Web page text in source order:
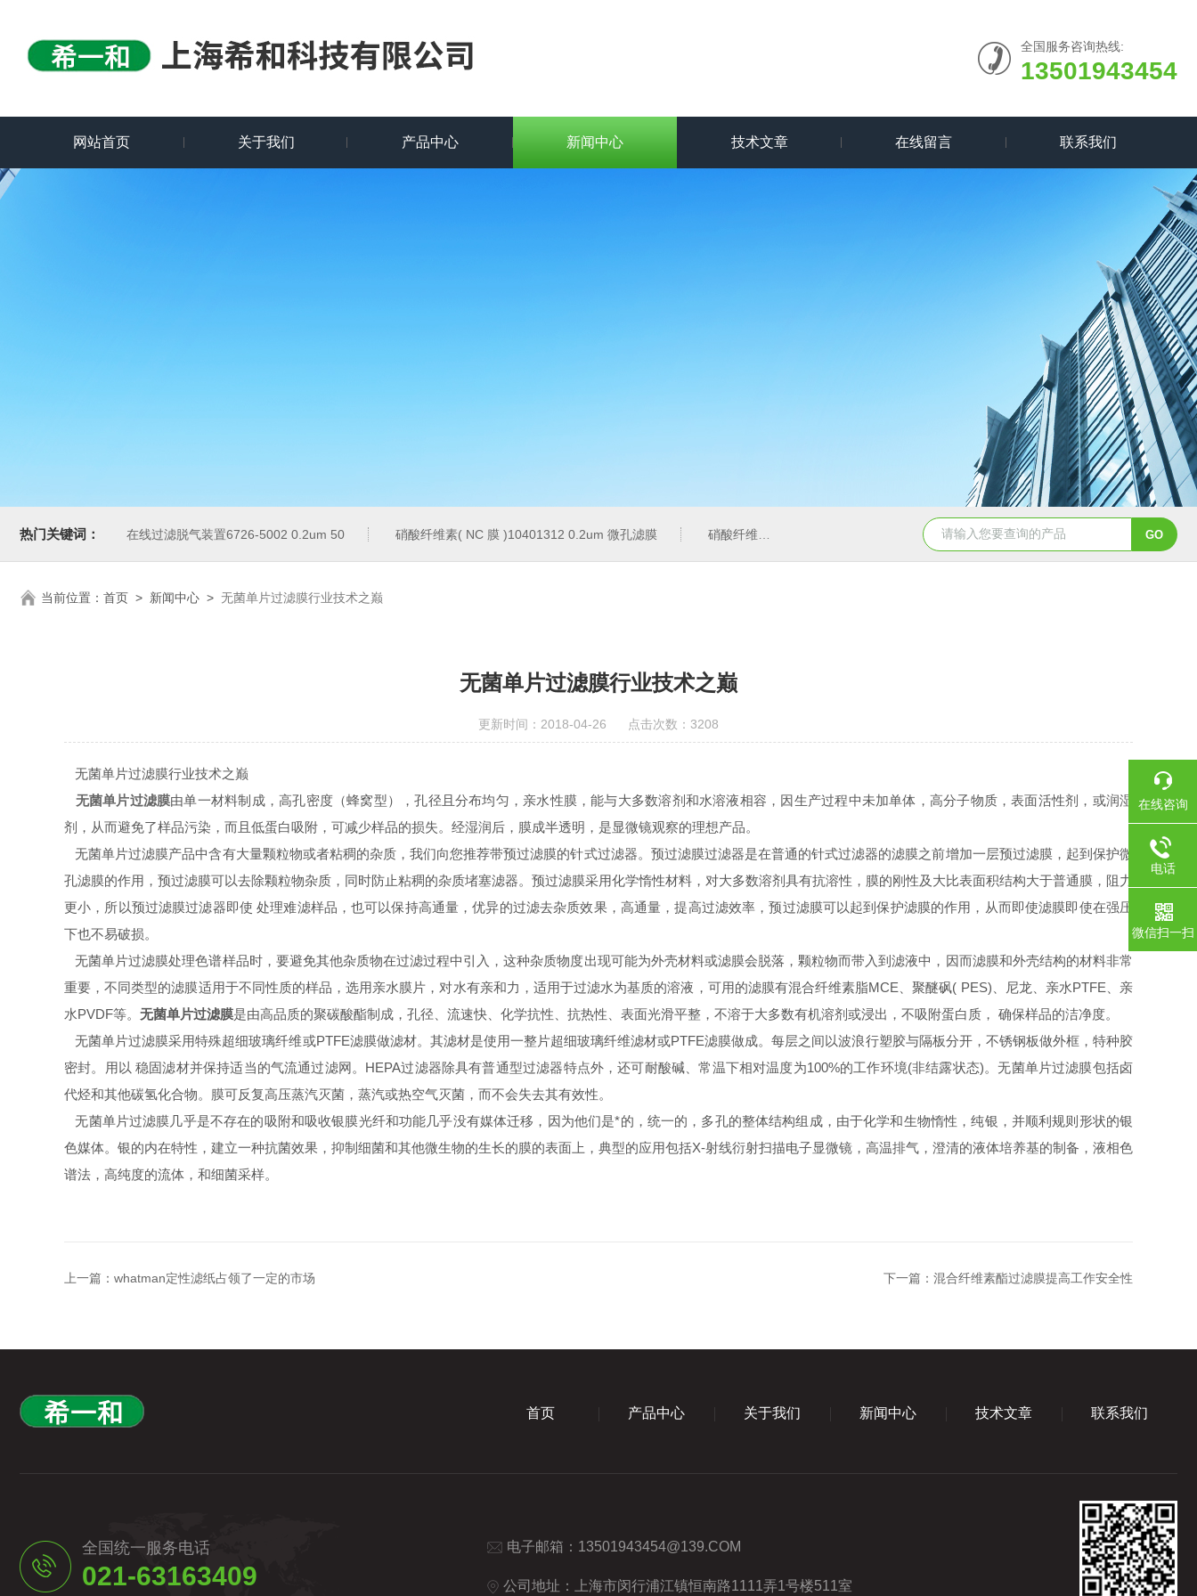
全国服务咨询热线:
13501943454
网站首页 关于我们 产品中心 新闻中心 技术文章 在线留言 联系我们
热门关键词： 在线过滤脱气装置6726-5002 0.2um 50 硝酸纤维素( NC 膜 )10401312 0.2um 微孔滤膜 硝酸纤维素( NC 膜 )7182-004 0.2um 微孔滤膜 硝酸纤维素( NC 膜 )10402012
当前位置： 首页 > 新闻中心 > 无菌单片过滤膜行业技术之巅
无菌单片过滤膜行业技术之巅
更新时间：2018-04-26 点击次数：3208
无菌单片过滤膜行业技术之巅
无菌单片过滤膜由单一材料制成，高孔密度（蜂窝型），孔径且分布均匀，亲水性膜，能与大多数溶剂和水溶液相容，因生产过程中未加单体，高分子物质，表面活性剂，或润湿
剂，从而避免了样品污染，而且低蛋白吸附，可减少样品的损失。经湿润后，膜成半透明，是显微镜观察的理想产品。
无菌单片过滤膜产品中含有大量颗粒物或者粘稠的杂质，我们向您推荐带预过滤膜的针式过滤器。预过滤膜过滤器是在普通的针式过滤器的滤膜之前增加一层预过滤膜，起到保护微
孔滤膜的作用，预过滤膜可以去除颗粒物杂质，同时防止粘稠的杂质堵塞滤器。预过滤膜采用化学惰性材料，对大多数溶剂具有抗溶性，膜的刚性及大比表面积结构大于普通膜，阻力
更小，所以预过滤膜过滤器即使 处理难滤样品，也可以保持高通量，优异的过滤去杂质效果，高通量，提高过滤效率，预过滤膜可以起到保护滤膜的作用，从而即使滤膜即使在强压
下也不易破损。
无菌单片过滤膜处理色谱样品时，要避免其他杂质物在过滤过程中引入，这种杂质物度出现可能为外壳材料或滤膜会脱落，颗粒物而带入到滤液中，因而滤膜和外壳结构的材料非常
重要，不同类型的滤膜适用于不同性质的样品，选用亲水膜片，对水有亲和力，适用于过滤水为基质的溶液，可用的滤膜有混合纤维素脂MCE、聚醚砜( PES)、尼龙、亲水PTFE、亲
水PVDF等。 无菌单片过滤膜是由高品质的聚碳酸酯制成，孔径、流速快、化学抗性、抗热性、表面光滑平整，不溶于大多数有机溶剂或浸出，不吸附蛋白质， 确保样品的洁净度。
无菌单片过滤膜采用特殊超细玻璃纤维或PTFE滤膜做滤材。其滤材是使用一整片超细玻璃纤维滤材或PTFE滤膜做成。每层之间以波浪行塑胶与隔板分开，不锈钢板做外框，特种胶
密封。用以 稳固滤材并保持适当的气流通过滤网。HEPA过滤器除具有普通型过滤器特点外，还可耐酸碱、常温下相对温度为100%的工作环境(非结露状态)。无菌单片过滤膜包括卤
代烃和其他碳氢化合物。膜可反复高压蒸汽灭菌，蒸汽或热空气灭菌，而不会失去其有效性。
无菌单片过滤膜几乎是不存在的吸附和吸收银膜光纤和功能几乎没有媒体迁移，因为他们是*的，统一的，多孔的整体结构组成，由于化学和生物惰性，纯银，并顺利规则形状的银
色媒体。银的内在特性，建立一种抗菌效果，抑制细菌和其他微生物的生长的膜的表面上，典型的应用包括X-射线衍射扫描电子显微镜，高温排气，澄清的液体培养基的制备，液相色
谱法，高纯度的流体，和细菌采样。
上一篇： whatman定性滤纸占领了一定的市场 下一篇： 混合纤维素酯过滤膜提高工作安全性
首页 产品中心 关于我们 新闻中心 技术文章 联系我们
全国统一服务电话
021-63163409
电子邮箱： 13501943454@139.COM
公司地址：上海市闵行浦江镇恒南路1111弄1号楼511室
在线咨询
电话
微信扫一扫